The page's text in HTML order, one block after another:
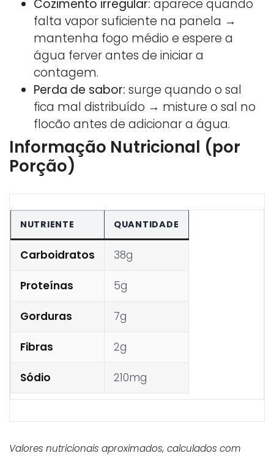
Cozimento irregular: aparece quando
falta vapor suficiente na panela →
mantenha fogo médio e espere a
água ferver antes de iniciar a
contagem.
Perda de sabor: surge quando o sal
fica mal distribuído → misture o sal no
flocão antes de adicionar a água.
Informação Nutricional (por
Porção)
NUTRIENTE QUANTIDADE
Carboidratos 38g
Proteínas 5g
Gorduras 7g
Fibras 2g
Sódio 210mg
Valores nutricionais aproximados, calculados com